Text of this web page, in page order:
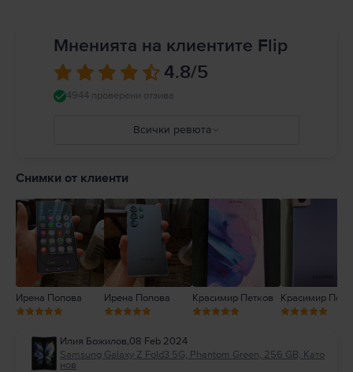
Мненията на клиентите Flip
4.8/5
4944 проверени отзива
Всички ревюта
2
Снимки от клиенти
Ирена Попова Ирена Попова Красимир Петков Красимир
Илия Божилов,08 Feb 2024
Samsung Galaxy Z Fold3 5G, Phantom Green, 256 GB, Като
нов